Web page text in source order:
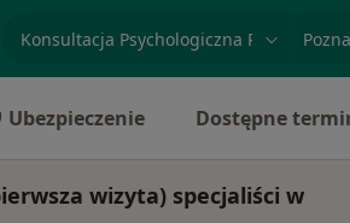
Ubezpieczenie Dostępne
wizyta) specjaliści w